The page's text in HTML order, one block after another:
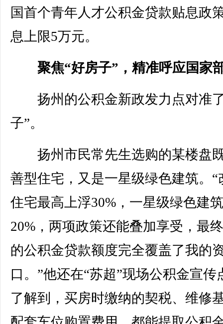
国首个青年人才公积金贷款贴息政
息上限5万元。
聚焦“好房子”，精准呼应国家
扬州的公积金新政发力点对准
子”。
扬州市民常先生选购的某楼盘
善型住宅，又是一星级绿色建筑。“
住宅最高上浮30%，一星级绿色建
20%，两项政策还能叠加享受，最
的公积金贷款额度完全覆盖了我的
口。”他还在“苏超”现场公积金宣传
了解到，买房时缴纳的契税、维修